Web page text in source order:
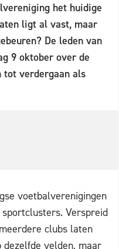
het huidige
ligt al vast, maar
De leden van
9 oktober over de
tot verdergaan als
voetbalverenigingen
Verspreid
clubs laten
velden, maar